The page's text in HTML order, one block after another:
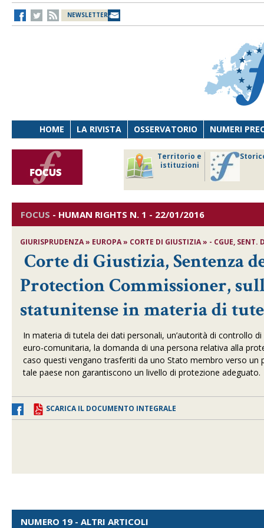
NEWSLETTER
HOME LA RIVISTA OSSERVATORIO NUMERI
Territorio e
istituzioni
FOCUS - HUMAN RIGHTS N. 1 - 22/01/2016
GIURISPRUDENZA » EUROPA » CORTE DI GIUSTIZIA » - CGUE,
Corte di Giustizia, Sentenza
Protection Commissioner,
statunitense in materia di
In materia di tutela dei dati personali, un’autorità di controllo
euro-comunitaria, la domanda di una persona relativa alla
caso questi vengano trasferiti da uno Stato membro verso
tale paese non garantiscono un livello di protezione adeguato.
SCARICA IL DOCUMENTO INTEGRALE
NUMERO 19 - ALTRI ARTICOLI